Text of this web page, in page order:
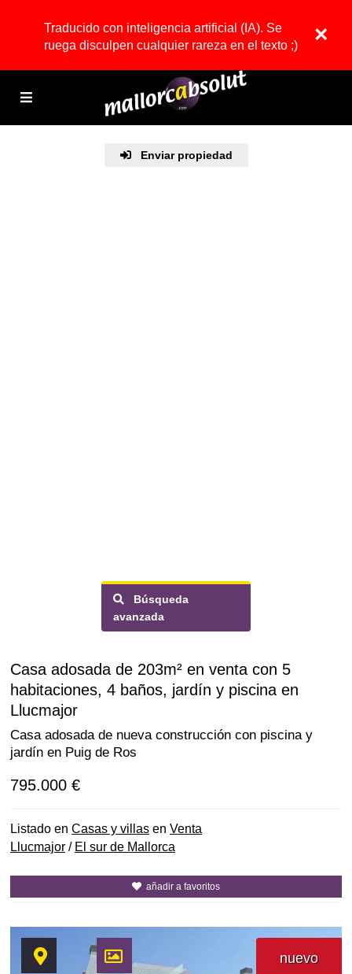
Traducido con inteligencia artificial (IA). Se
ruega disculpen cualquier rareza en el texto ;)
×
Enviar propiedad
Búsqueda
avanzada
Casa adosada de 203m² en venta con 5
habitaciones, 4 baños, jardín y piscina en
Llucmajor
Casa adosada de nueva construcción con piscina y
jardín en Puig de Ros
795.000 €
Listado en Casas y villas en Venta
Llucmajor / El sur de Mallorca
añadir a favoritos
nuevo